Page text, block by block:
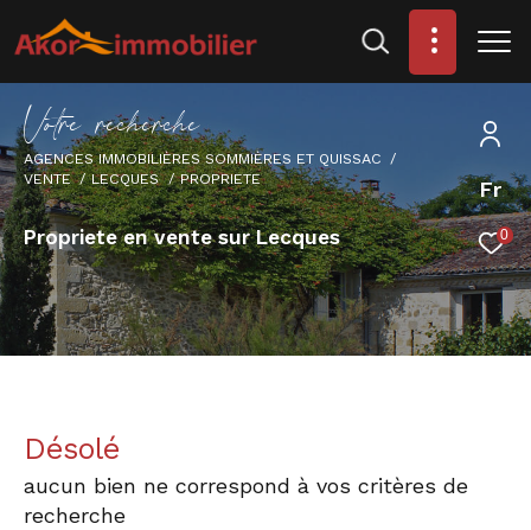
Fr
0
Votre recherche
AGENCES IMMOBILIÈRES SOMMIÈRES ET QUISSAC
VENTE
LECQUES PROPRIETE
Propriete en vente sur Lecques
Désolé
aucun bien ne correspond à vos critères de
recherche